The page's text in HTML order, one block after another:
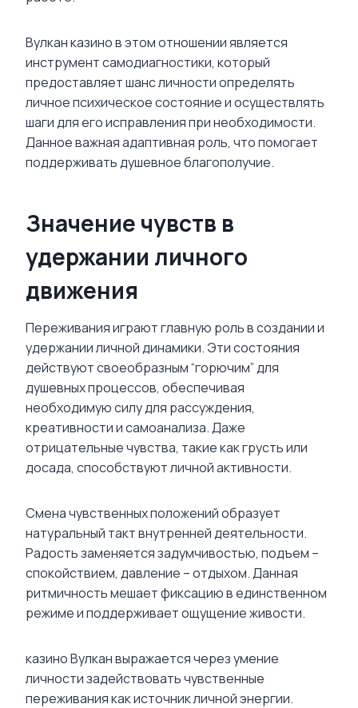
Вулкан казино в этом отношении является
инструмент самодиагностики, который
предоставляет шанс личности определять
личное психическое состояние и осуществлять
шаги для его исправления при необходимости.
Данное важная адаптивная роль, что помогает
поддерживать душевное благополучие.
Значение чувств в
удержании личного
движения
Переживания играют главную роль в создании и
удержании личной динамики. Эти состояния
действуют своеобразным “горючим” для
душевных процессов, обеспечивая
необходимую силу для рассуждения,
креативности и самоанализа. Даже
отрицательные чувства, такие как грусть или
досада, способствуют личной активности.
Смена чувственных положений образует
натуральный такт внутренней деятельности.
Радость заменяется задумчивостью, подъем –
спокойствием, давление – отдыхом. Данная
ритмичность мешает фиксацию в единственном
режиме и поддерживает ощущение живости.
казино Вулкан выражается через умение
личности задействовать чувственные
переживания как источник личной энергии.